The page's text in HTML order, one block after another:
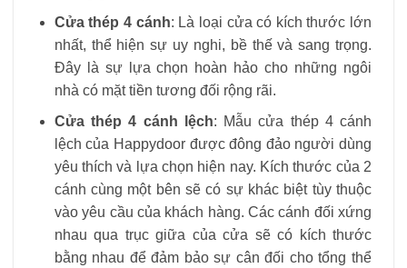
Cửa thép 4 cánh: Là loại cửa có kích thước lớn
nhất, thể hiện sự uy nghi, bề thế và sang trọng.
Đây là sự lựa chọn hoàn hảo cho những ngôi
nhà có mặt tiền tương đối rộng rãi.
Cửa thép 4 cánh lệch: Mẫu cửa thép 4 cánh
lệch của Happydoor được đông đảo người dùng
yêu thích và lựa chọn hiện nay. Kích thước của 2
cánh cùng một bên sẽ có sự khác biệt tùy thuộc
vào yêu cầu của khách hàng. Các cánh đối xứng
nhau qua trục giữa của cửa sẽ có kích thước
bằng nhau để đảm bảo sự cân đối cho tổng thể